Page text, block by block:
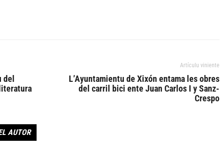
del
Artículu viniente
L’Ayuntamientu de Xixón entama les obres
del carril bici ente Juan Carlos I y Sanz-
Crespo
AUTOR